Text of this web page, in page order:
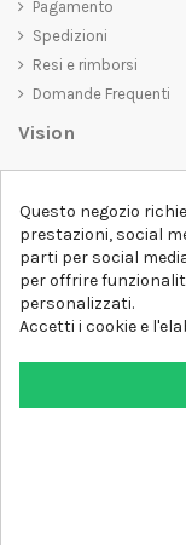
Pagamento
Spedizioni
Resi e rimborsi
Domande Frequenti
Vision
belli da vedere, ma
Che siate alla ricerca
comoda e accogliente
qualcosa per tutti.
Follow us
Questo negozio
prestazioni, social
parti per social
per offrire
personalizzati.
Accetti i cookie e